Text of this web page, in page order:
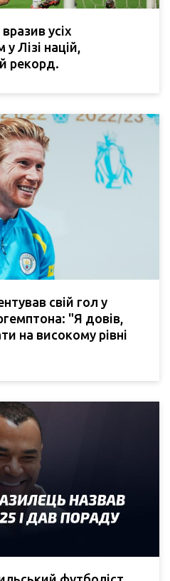
усіх
Лізі націй,
рекорд.
свій гол у
"Я довів,
на високому рівні